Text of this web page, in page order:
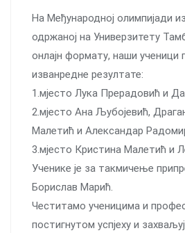
На Међународној олимпијади
одржаној на Универзитету
онлајн формату, наши ученици
изванредне резултате:
1.мјесто Лука Прерадовић и
2.мјесто Ана Љубојевић,
Малетић и Александар
3.мјесто Кристина Малетић и
Ученике је за такмичење
Борислав Марић.
Честитамо ученицима и
постигнутом успјеху и